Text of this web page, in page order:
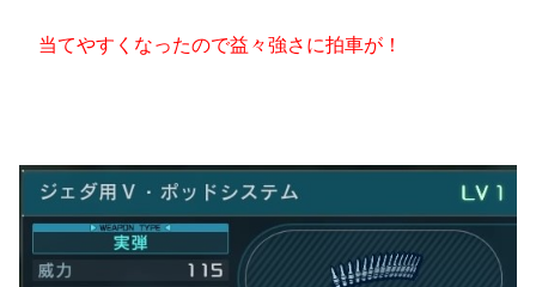
当てやすくなったので益々強さに拍車が！